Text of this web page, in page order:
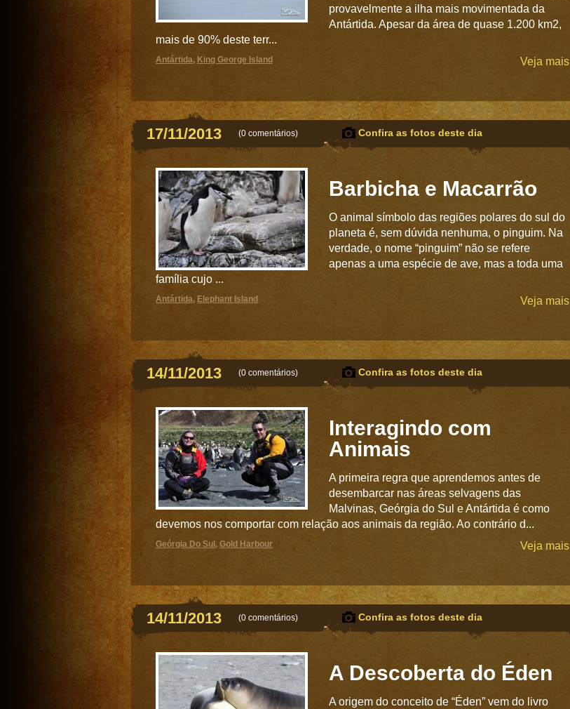
provavelmente a ilha mais movimentada da
Antártida. Apesar da área de quase 1.200 km2,
mais de 90% deste terr...
Veja mais
Antártida, King George Island
17/11/2013 (0 comentários) Confira as fotos deste dia
Barbicha e Macarrão
O animal símbolo das regiões polares do sul do
planeta é, sem dúvida nenhuma, o pinguim. Na
verdade, o nome “pinguim” não se refere
apenas a uma espécie de ave, mas a toda uma
família cujo ...
Veja mais
Antártida, Elephant Island
14/11/2013 (0 comentários) Confira as fotos deste dia
Interagindo com
Animais
A primeira regra que aprendemos antes de
desembarcar nas áreas selvagens das
Malvinas, Geórgia do Sul e Antártida é como
devemos nos comportar com relação aos animais da região. Ao contrário d...
Veja mais
Geórgia Do Sul , Gold Harbour
14/11/2013 (0 comentários) Confira as fotos deste dia
A Descoberta do Éden
A origem do conceito de “Éden” vem do livro